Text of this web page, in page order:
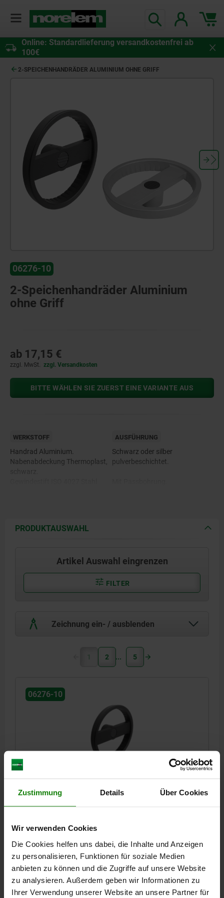
Zustimmung Details Über Cookies
Wir verwenden Cookies
Die Cookies helfen uns dabei, die Inhalte und Anzeigen
zu personalisieren, Funktionen für soziale Medien
anbieten zu können und die Zugriffe auf unsere Website
zu analysieren. Außerdem geben wir Informationen zu
Ihrer Verwendung unserer Website an unsere Partner für
Online: Standardlieferung versandkostenfrei ab
100€
2-SPEICHENHANDRÄDER ALUMINIUM OHNE GRIFF
06276-10
2-Speichenhandräder Aluminium
ohne Griff
ab 17,15 €
zzgl. MwSt. zzgl. Versandkosten
BITTE WÄHLEN SIE ZUERST EINE VARIANTE AUS
WERKSTOFF
Handrad Aluminium.
Nabenabdeckung Thermoplast,
AUSFÜHRUNG
Schwarz oder silber
pulverbeschichtet.
Mit Passbohrung, Passfedernut
PRODUKTAUSWAHL
Artikel Auswahl eingrenzen
FILTER
Zeichnung ein- / ausblenden
1) Lage der Querbohrung zur Passfedernut 90° versetzt 1)
1 2 5
06276-10
PASSBOHRUNG + QUERBOHRUNG, D2=12,
ALUMINIUM SCHWARZ PULVERBESCHICHTET, OHNE
GRIFF
HÖHE=36 FARBE GRUNDKÖRPER=SCHWARZ
FORM-TYP=PASSBOHRUNG MIT QUERBOHRUNG
D3=31
L1=18
H=17,6 H2=6,5 D7=M6
Bestellnummer:06276-10-1251216
17,80 €